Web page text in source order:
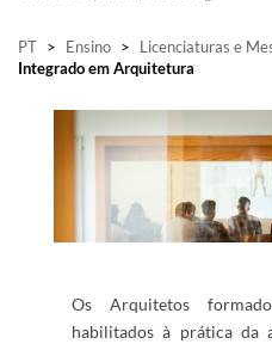
PT > Ensino > Licenciaturas e
Integrado em Arquitetura
Os Arq​uitetos
habilitados à prática da